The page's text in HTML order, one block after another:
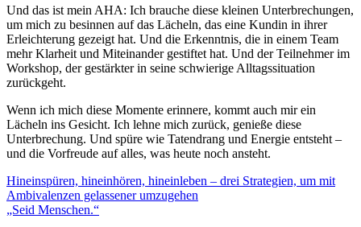
Und das ist mein AHA: Ich brauche diese kleinen Unterbrechungen,
um mich zu besinnen auf das Lächeln, das eine Kundin in ihrer
Erleichterung gezeigt hat. Und die Erkenntnis, die in einem Team
mehr Klarheit und Miteinander gestiftet hat. Und der Teilnehmer im
Workshop, der gestärkter in seine schwierige Alltagssituation
zurückgeht.
Wenn ich mich diese Momente erinnere, kommt auch mir ein
Lächeln ins Gesicht. Ich lehne mich zurück, genieße diese
Unterbrechung. Und spüre wie Tatendrang und Energie entsteht –
und die Vorfreude auf alles, was heute noch ansteht.
Beitragsnavigation
Hineinspüren, hineinhören, hineinleben – drei Strategien, um mit
Ambivalenzen gelassener umzugehen
„Seid Menschen.“